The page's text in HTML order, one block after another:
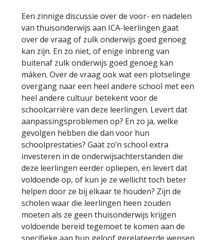
Een zinnige discussie over de voor- en nadelen
van thuisonderwijs aan ICA-leerlingen gaat
over de vraag of zulk onderwijs goed genoeg
kan zijn. En zo niet, of enige inbreng van
buitenaf zulk onderwijs goed genoeg kan
máken. Over de vraag ook wat een plotselinge
overgang naar een heel andere school met een
heel andere cultuur betekent voor de
schoolcarrière van deze leerlingen. Levert dat
aanpassingsproblemen op? En zo ja, welke
gevolgen hebben die dan voor hun
schoolprestaties? Gaat zo’n school extra
investeren in de onderwijsachterstanden die
deze leerlingen eerder opliepen, en levert dat
voldoende op, of kun je ze wellicht toch beter
helpen door ze bij elkaar te houden? Zijn de
scholen waar die leerlingen heen zouden
moeten als ze geen thuisonderwijs krijgen
voldoende bereid tegemoet te komen aan de
specifieke aan hun geloof gerelateerde wensen